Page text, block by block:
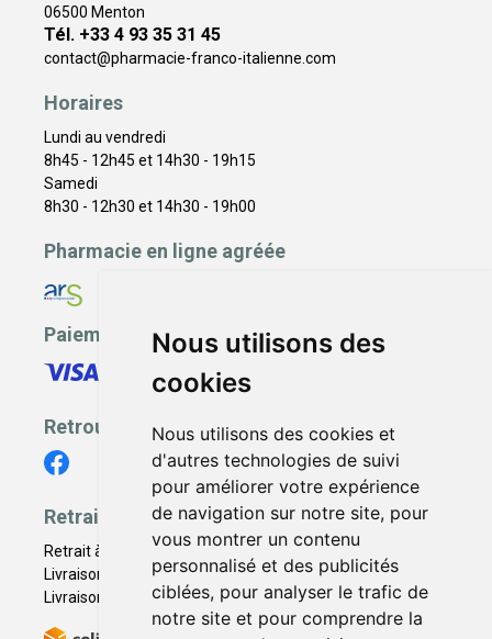
Nous utilisons des
cookies
Nous utilisons des cookies et
d'autres technologies de suivi
pour améliorer votre expérience
de navigation sur notre site, pour
vous montrer un contenu
personnalisé et des publicités
ciblées, pour analyser le trafic de
notre site et pour comprendre la
06500 Menton
Tél. +33 4 93 35 31 45
contact@pharmacie-franco-italienne.com
Horaires
Lundi au vendredi
8h45 - 12h45 et 14h30 - 19h15
Samedi
8h30 - 12h30 et 14h30 - 19h00
Pharmacie en ligne agréée
Paiement sécurisé
Retrouvez-nous
Retrait - Livraison
Retrait à la pharmacie - Click & Collect
Livraison en Point Relais
Livraison à domicile